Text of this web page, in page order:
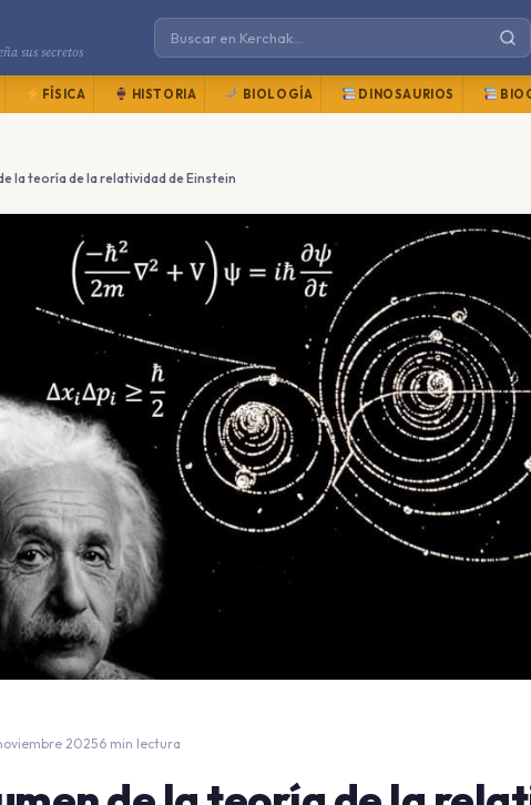
sus secretos
FÍSICA HISTORIA BIOLOGÍA DINOSAURIOS
la teoría de la relatividad de Einstein
2025·6 min lectura